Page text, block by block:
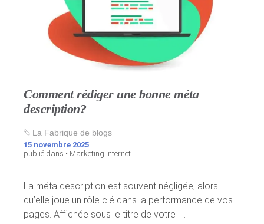
Comment rédiger une bonne méta
description?
La Fabrique de blogs
15 novembre 2025
publié dans • Marketing Internet
La méta description est souvent négligée, alors
qu’elle joue un rôle clé dans la performance de vos
pages. Affichée sous le titre de votre [...]